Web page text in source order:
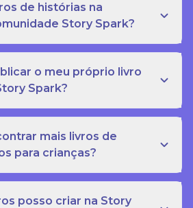
de histórias na
Story Spark?
o meu próprio livro
Spark?
mais livros de
para crianças?
posso criar na Story